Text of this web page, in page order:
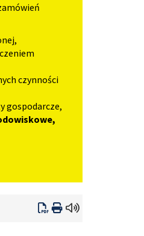
czynności
gospodarcze,